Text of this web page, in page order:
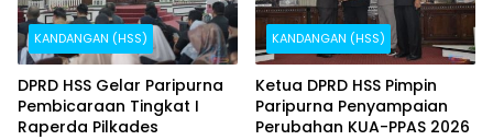
KANDANGAN (HSS)
DPRD HSS Gelar Paripurna
Pembicaraan Tingkat I
Raperda Pilkades
KANDANGAN (HSS)
Ketua DPRD HSS Pimpin
Paripurna Penyampaian
Perubahan KUA-PPAS 2026